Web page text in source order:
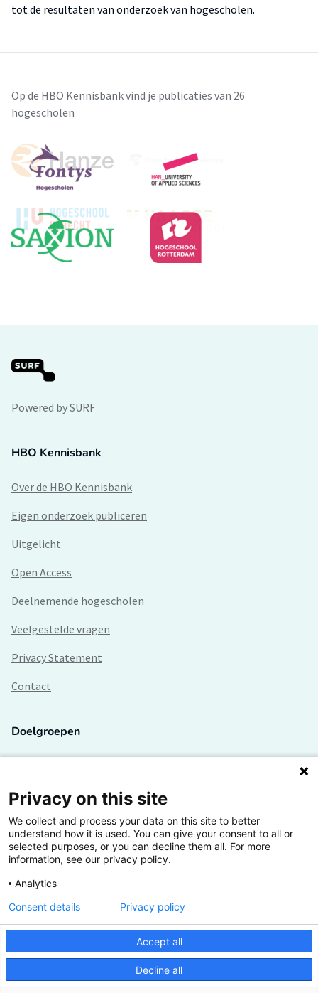
tot de resultaten van onderzoek van hogescholen.
Op de HBO Kennisbank vind je publicaties van 26
hogescholen
Powered by SURF
HBO Kennisbank
Over de HBO Kennisbank
Eigen onderzoek publiceren
Uitgelicht
Open Access
Deelnemende hogescholen
Veelgestelde vragen
Privacy Statement
Contact
Doelgroepen
Lectoren en onderzoekers
Bedrijven
Hogescholen
De grootste kennisbank van het HBO
Inspiratie op jouw vakgebied
Vrij toegankelijk
Privacy on this site
We collect and process your data on this site to better
understand how it is used. You can give your consent to all or
selected purposes, or you can decline them all. For more
information, see our privacy policy.
Analytics
Accept all
Decline all
Consent details Privacy policy